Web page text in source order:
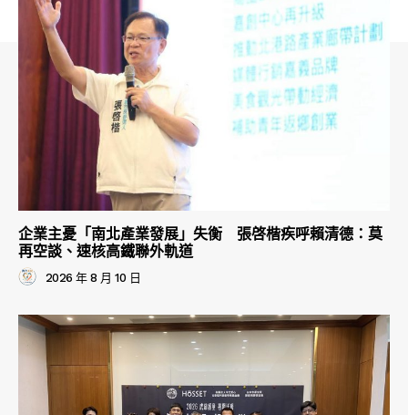
企業主憂「南北產業發展」失衡 張啓楷疾呼賴清德：莫
再空談、速核高鐵聯外軌道
2026 年 8 月 10 日